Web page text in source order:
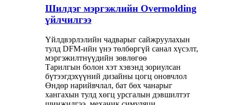
Шилдэг мэргэжлийн Overmolding
үйлчилгээ
Үйлдвэрлэлийн чадварыг сайжруулахын
тулд DFM-ийн үнэ төлбөргүй санал хүсэлт,
мэргэжилтнүүдийн зөвлөгөө
Тарилгын болон хэт хэвэнд зориулсан
бүтээгдэхүүний дизайны цогц оновчлол
Өндөр нарийвчлал, бат бөх чанарыг
хангахын тулд хөгц урсгалын дэвшилтэт